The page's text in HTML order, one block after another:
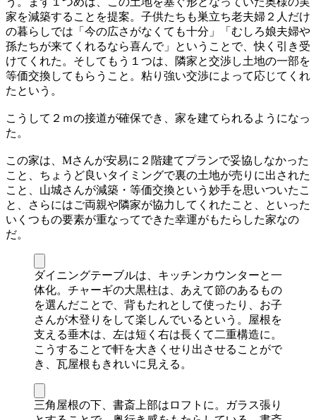
家を減築することを提案。子供たちも巣立ち老夫婦２人だけ
の暮らしでは「今の広さがなくても十分」「むしろ娘夫婦や
孫たちが来てくれるなら喜んで」ということで、快く引き受
けてくれた。そしてもう１つは、隣家と交渉し土地の一部を
等価交換してもらうこと。粘り強い交渉によって応じてくれ
たという。
こうして２ｍの接道が確保でき、家を建てられるようになっ
た。
この家は、Mさんが安易に２階建てプランで妥協しなかった
こと、ちょうど良いタイミングで裏の土地が売りに出された
こと、山城さんが減築・等価交換という妙手を思いついたこ
と、さらにはご両親や隣家が協力してくれたこと、といった
いくつもの要素が重なってできた幸運がもたらした家なの
だ。
ダイニングテーブルは、キッチンカウンターと一
体化。チャーギの大黒柱は、あえて節のあるもの
を選んだことで、背もたれとして使ったり、お子
さんが木登りをして楽しんでいるという。屋根を
支える垂木は、左は短く右は長くて二重構造に。
こうすることで軒を大きくせり出させることがで
き、瓦屋根もきれいに見える。
三角屋根の下、書斎上部はロフトに。ガラス張り